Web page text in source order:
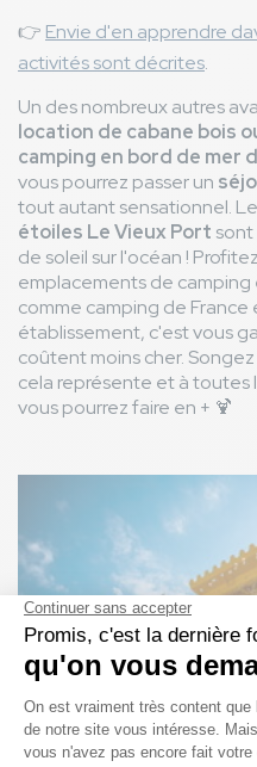
👉 Envie d'en apprendre
activités sont décrites.
Un des nombreux autres
location de cabane bois
camping en bord de mer
vous pourrez passer un
tout autant sensationnel.
étoiles Le Vieux Port
de soleil sur l'océan !
emplacements de
comme camping de France
établissement, c'est vous
coûtent moins cher.
cela représente et à toutes
vous pourrez faire en + 🍹